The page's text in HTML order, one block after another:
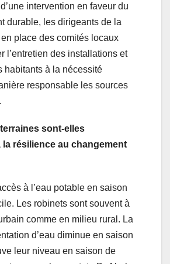
intervention en faveur du
durable, les dirigeants de la
place des comités locaux
l’entretien des installations et
habitants à la nécessité
responsable les sources
sont-elles
la résilience au changement
à l’eau potable en saison
Les robinets sont souvent à
comme en milieu rural. La
d’eau diminue en saison
leur niveau en saison de